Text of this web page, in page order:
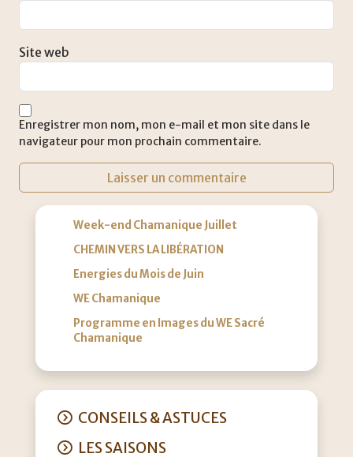
Site web
Enregistrer mon nom, mon e-mail et mon site dans le
navigateur pour mon prochain commentaire.
Week-end Chamanique Juillet
CHEMIN VERS LA LIBÉRATION
Energies du Mois de Juin
WE Chamanique
Programme en Images du WE Sacré
Chamanique
CONSEILS & ASTUCES
LES SAISONS